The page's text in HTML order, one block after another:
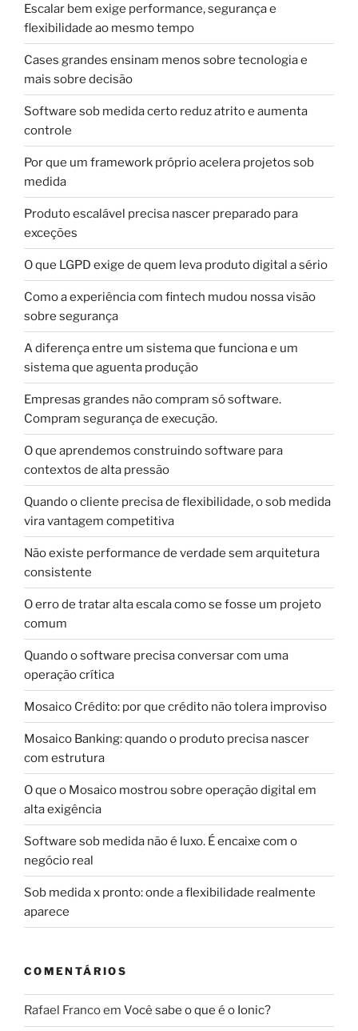
Escalar bem exige performance, segurança e
flexibilidade ao mesmo tempo
Cases grandes ensinam menos sobre tecnologia e
mais sobre decisão
Software sob medida certo reduz atrito e aumenta
controle
Por que um framework próprio acelera projetos sob
medida
Produto escalável precisa nascer preparado para
exceções
O que LGPD exige de quem leva produto digital a sério
Como a experiência com fintech mudou nossa visão
sobre segurança
A diferença entre um sistema que funciona e um
sistema que aguenta produção
Empresas grandes não compram só software.
Compram segurança de execução.
O que aprendemos construindo software para
contextos de alta pressão
Quando o cliente precisa de flexibilidade, o sob medida
vira vantagem competitiva
Não existe performance de verdade sem arquitetura
consistente
O erro de tratar alta escala como se fosse um projeto
comum
Quando o software precisa conversar com uma
operação crítica
Mosaico Crédito: por que crédito não tolera improviso
Mosaico Banking: quando o produto precisa nascer
com estrutura
O que o Mosaico mostrou sobre operação digital em
alta exigência
Software sob medida não é luxo. É encaixe com o
negócio real
Sob medida x pronto: onde a flexibilidade realmente
aparece
COMENTÁRIOS
Rafael Francoem Você sabe o que é o Ionic?